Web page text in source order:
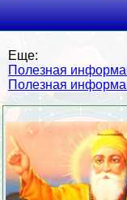
Еще:
Полезная
Полезная